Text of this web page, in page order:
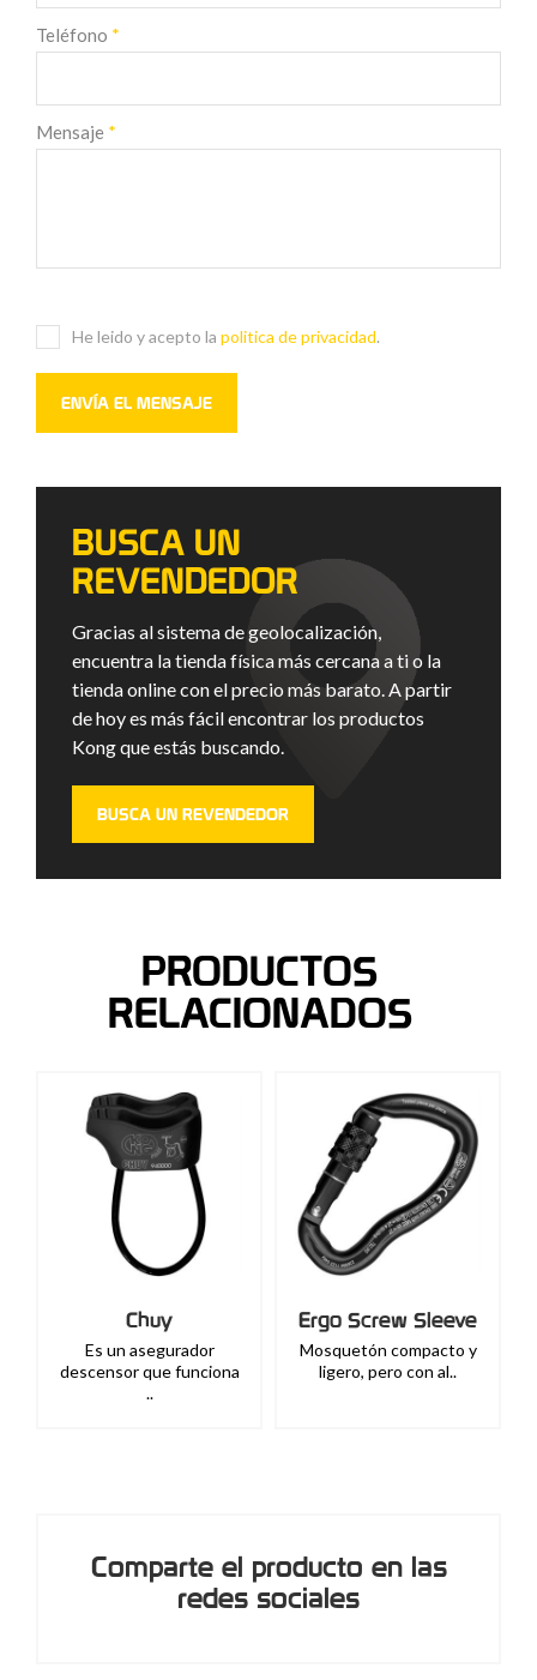
Teléfono *
Mensaje *
He leido y acepto la politica de privacidad.
BUSCA UN
REVENDEDOR
Gracias al sistema de geolocalización,
encuentra la tienda física más cercana a ti o la
tienda online con el precio más barato. A partir
de hoy es más fácil encontrar los productos
Kong que estás buscando.
BUSCA UN REVENDEDOR
PRODUCTOS
RELACIONADOS
Chuy
Es un asegurador
descensor que funciona
..
Ergo Screw Sleeve
Mosquetón compacto y
ligero, pero con al..
Comparte el producto en las
redes sociales